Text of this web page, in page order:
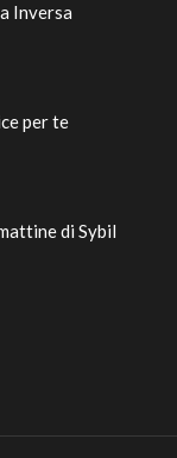
Inversa
per te
di Sybil